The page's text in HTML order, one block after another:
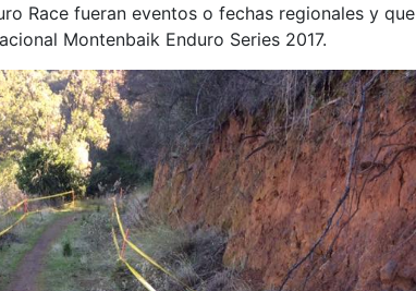
Race fueran eventos o fechas regionales y que
Montenbaik Enduro Series 2017.